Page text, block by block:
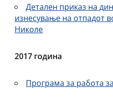
Детален приказ на
изнесување на отпадот
Николе
2017 година
Програма за работа